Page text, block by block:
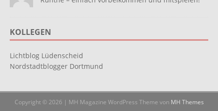
KOLLEGEN
Lichtblog Lüdenscheid
Nordstadtblogger Dortmund
Copyright © 2026 | MH Magazine WordPress Theme von MH Themes